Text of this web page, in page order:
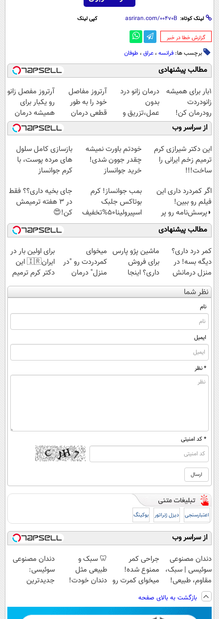
لینک کوتاه: کپی لینک
‌گزارش خطا در خبر
برچسب ها: فرانسه ، عراق ، طوفان
مطالب پیشنهادی
1بار برای همیشه
زانودردت
رودرمان کن!
(تکنولوژی آلمان)
◂پرسشنامه▸
درمان زانو درد
بدون
عمل،تزریق و
دارو
(◂پرسش‌نامه)
آرتروز مفاصل
خود را به طور
قطعی درمان
کنید!
◗پرسش‌نامه◖
آرتروز مفصل زانو
رو یکبار برای
همیشه درمان
کن!
◗پرسش‌نامه◖
از سراسر وب
این دکتر شیرازی کرم
ترمیم زخم ایرانی را
ساخت!!!
خودتم باورت نمیشه
چقدر جوون شدی!
خرید جوانساز
ویژه
بازسازی کامل سلول
های مرده پوست، با
کرم جوانساز
اگر کمردرد داری این
فیلم رو ببین!
◗پرسش‌نامه رو پر
کن◖
بمب جوانساز! کرم
بوتاکس جلبک
اسپیرولینا50%تخفیف
جای بخیه داری؟؟ فقط
در 3 هفته ترمیمش
کن!😍
مطالب پیشنهادی
کمر درد داری؟
دیگه بسه! در
منزل درمانش
کن
(◀پرسش‌نامه)
ماشین پژو پارس
برای فروش
داری؟ اینجا
سریع بفروشش
میخوای
کمردردت رو "در
منزل" درمان
کنی؟ (◂فیلم +
◂پرسش‌نامه)
برای اولین بار در
ایران🇮🇷 این
دکتر کرم ترمیم
کننده 23 روزه
ساخت!
نظر شما
نام
ایمیل
* نظر
* کد امنیتی
اعتبارسنجی دیزل ژنراتور بوکینگ
از سراسر وب
دندان مصنوعی
سوئیسی | سبک،
مقاوم، طبیعی!
ویزیت
رایگان+پرداخت
اقساطی😍
جراحی کمر
ممنوع شده!
میخوای کمرت رو
کنی؟
((پرسش‌نامه))
🦷 سبک و
طبیعی مثل
دندان خودت!
💳 📍 تهران
دندان مصنوعی
سوئیسی:
جدیدترین
پرداخت قسطی
بازگشت به بالای صفحه